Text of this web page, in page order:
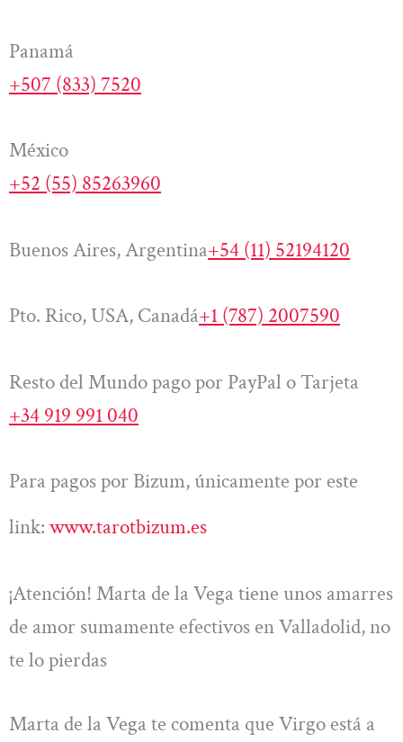
Panamá
+507 (833) 7520
México
+52 (55) 85263960
Buenos Aires, Argentina+54 (11) 52194120
Pto. Rico, USA, Canadá+1 (787) 2007590
Resto del Mundo pago por PayPal o Tarjeta
+34 919 991 040
Para pagos por Bizum, únicamente por este
link: www.tarotbizum.es
¡Atención! Marta de la Vega tiene unos amarres
de amor sumamente efectivos en Valladolid, no
te lo pierdas
Marta de la Vega te comenta que Virgo está a